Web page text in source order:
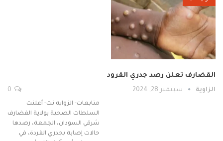
القضارف تعلن رصد جدري القرود
الزاوية سبتمبر 28, 2024
متابعات- الزواية نت- أعلنت
السلطات الصحية بولاية القضارف
شرقي السودان، الجمعة، رصدها
حالات إصابة بجدري القردة، في